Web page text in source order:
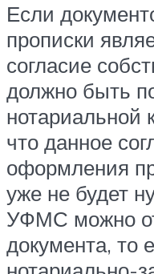
Если
прописки
согласие
должно быть
нотариальной
что данное
оформления
уже не будет
УФМС можно
документа, то